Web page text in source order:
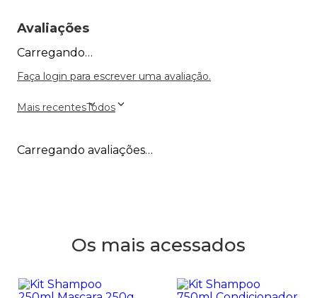
Avaliações
Carregando…
Faça login para escrever uma avaliação.
Mais recentesTodos
Carregando avaliações…
Os mais acessados